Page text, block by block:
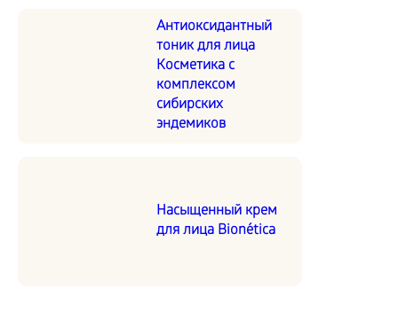
Антиоксидантный
тоник для лица
Косметика с
комплексом
сибирских
эндемиков
Насыщенный крем
для лица Bionética